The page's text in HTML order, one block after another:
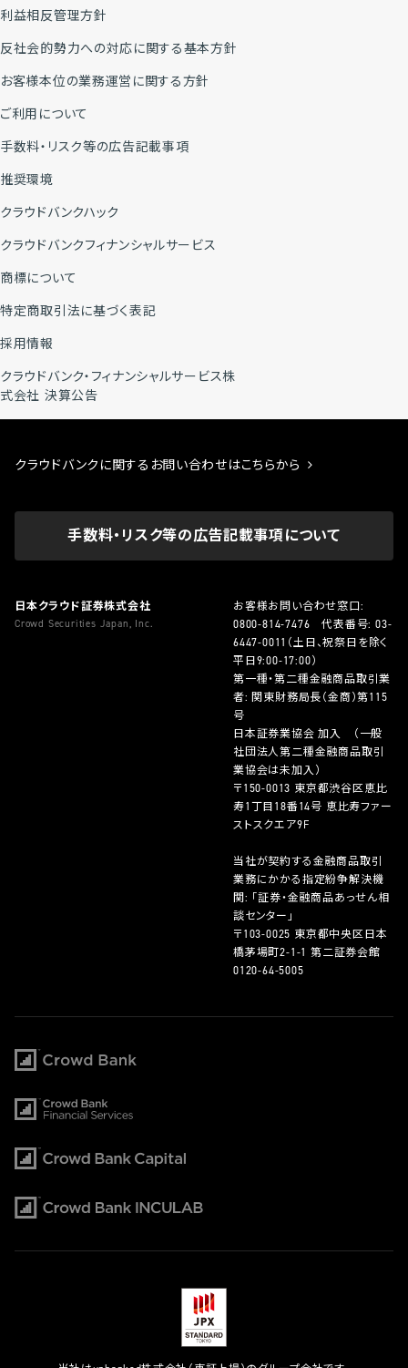
利益相反管理方針
反社会的勢力への対応に関する基本方針
お客様本位の業務運営に関する方針
ご利用について
手数料・リスク等の広告記載事項
推奨環境
クラウドバンクハック
クラウドバンクフィナンシャルサービス
商標について
特定商取引法に基づく表記
採用情報
クラウドバンク・フィナンシャルサービス株
式会社 決算公告
クラウドバンクに関するお問い合わせはこちらから
手数料・リスク等の広告記載事項について
日本クラウド証券株式会社
Crowd Securities Japan, Inc.
お客様お問い合わせ窓口:
0800-814-7476 代表番号:03-
6447-0011 （土日、祝祭日を除く
平日9:00-17:00）
第一種・第二種金融商品取引業
者: 関東財務局長（金商）第115
号
日本証券業協会 加入 （一般
社団法人第二種金融商品取引
業協会は未加入）
〒150-0013 東京都渋谷区恵比
寿1丁目18番14号 恵比寿ファー
ストスクエア9F
当社が契約する金融商品取引
業務にかかる指定紛争解決機
関: 「証券・金融商品あっせん相
談センター」
〒103-0025 東京都中央区日本
橋茅場町2-1-1 第二証券会館
0120-64-5005